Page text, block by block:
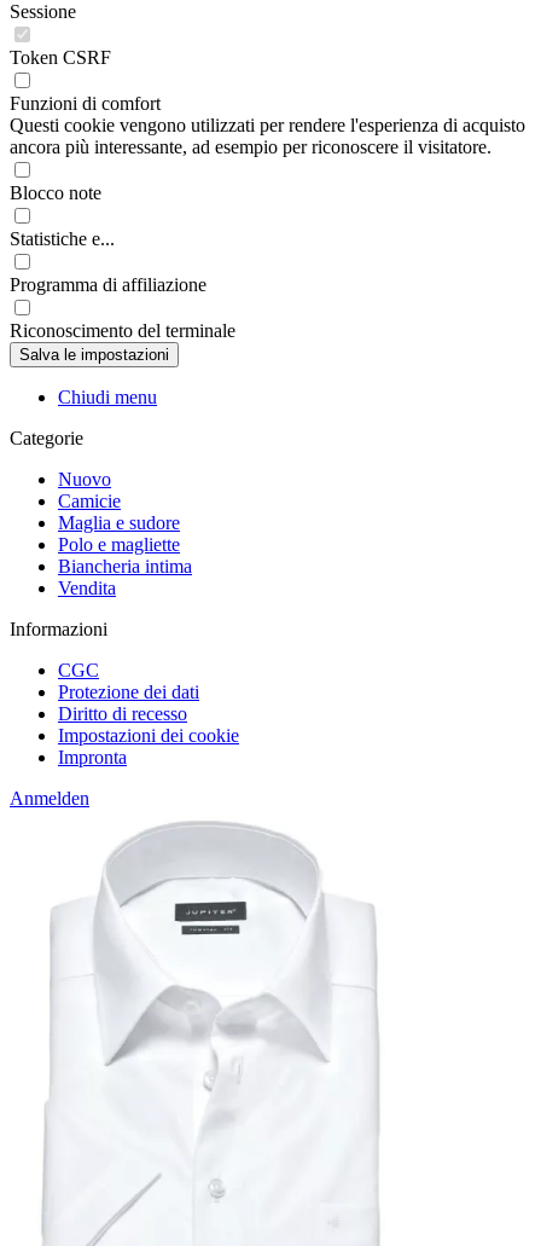
Sessione
Token CSRF
Funzioni di comfort
Questi cookie vengono utilizzati per rendere l'esperienza di acquisto
ancora più interessante, ad esempio per riconoscere il visitatore.
Blocco note
Statistiche e...
Programma di affiliazione
Riconoscimento del terminale
Chiudi menu
Categorie
Nuovo
Camicie
Maglia e sudore
Polo e magliette
Biancheria intima
Vendita
Informazioni
CGC
Protezione dei dati
Diritto di recesso
Impostazioni dei cookie
Impronta
Anmelden